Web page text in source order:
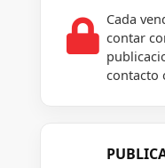
 Cada
contar
contacto